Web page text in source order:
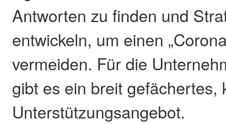
Antworten zu finden und
entwickeln, um einen
vermeiden. Für die
gibt es ein breit gefächertes,
Unterstützungsangebot.